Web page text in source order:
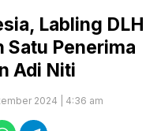
Labling DLH
Satu Penerima
Adi Niti
2024 | 4:36 am